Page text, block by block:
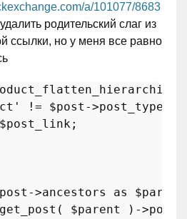
a/101077/8683
родительский слаг из
ссылки, но у меня все равно
!= $post ->post_type )
$post_link;
->ancestors as $parent
get_post ( $parent
)-